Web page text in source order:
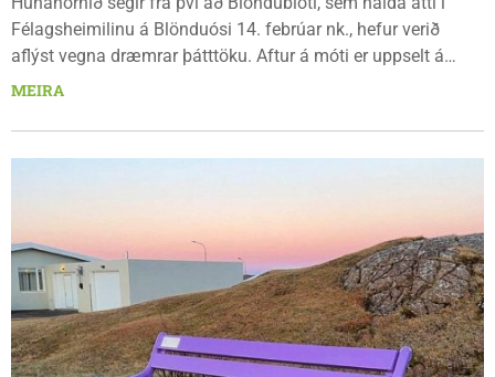
Félagsheimilinu á Blönduósi 14. febrúar nk., hefur verið
aflýst vegna dræmrar þátttöku. Aftur á móti er uppselt á
Hreppablótið sem haldið verður á laugardaginn á sama stað.
MEIRA